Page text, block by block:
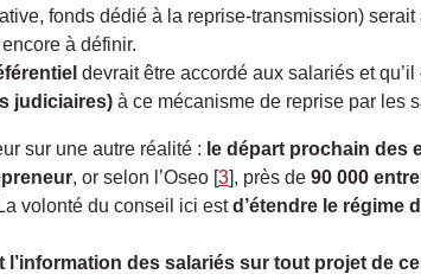
fonds dédié à la reprise-transmission) serait
à définir.
devrait être accordé aux salariés et
judiciaires) à ce mécanisme de reprise par les
sur une autre réalité : le départ prochain des
, or selon l’Oseo 3 , près de 90 000
volonté du conseil ici estd’étendre le régime
l’information des salariés sur tout projet de